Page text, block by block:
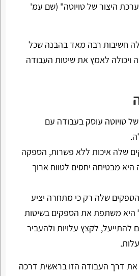
היצור של טויוטה" (שם עמ'
חשיבות רבה מאד בהבנה שכל
ויכולה לאמץ את שיטות העבודה
טויוטה עוסק בעבודה עם
שלה איכות ללא פשרות, הספקה
היא מבטיחה יחסים לטווח ארוך
שלה רק כי מתחרה יציע
היא משתפת את הספקים בשיטות
לקצץ עלויות ולהעביר
את דרך העבודה הזו בראשית דרכה